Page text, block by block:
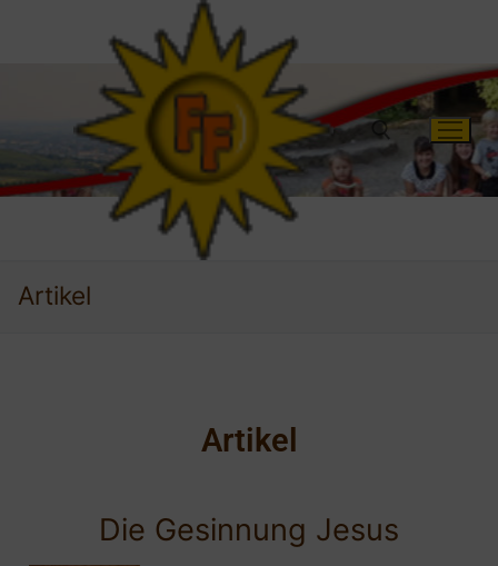
Artikel
Artikel
Die Gesinnung Jesus